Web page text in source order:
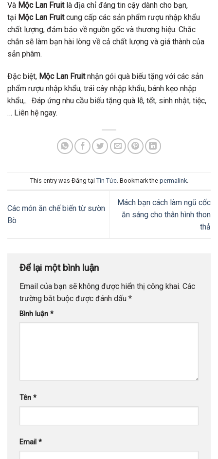
Và Mộc Lan Fruitlà địa chỉ đáng tin cậy dành cho bạn,
tại Mộc Lan Fruitcung cấp các sản phẩm rượu nhập khẩu
chất lượng, đảm bảo về nguồn gốc và thương hiệu. Chắc
chắn sẽ làm bạn hài lòng về cả chất lượng và giá thành của
sản phâm.
Đặc biệt, Mộc Lan Fruitnhận gói quà biếu tặng với các sản
phẩm rượu nhập khẩu, trái cây nhập khẩu, bánh kẹo nhập
khẩu,.. Đáp ứng nhu cầu biếu tặng quà lễ, tết, sinh nhật, tiệc,
… Liên hệ ngay.
This entry was Đăng tại Tin Tức. Bookmark the permalink.
Các món ăn chế biến từ sườn
Bò
Mách bạn cách làm ngũ cốc
ăn sáng cho thân hình thon
thả
Để lại một bình luận
Email của bạn sẽ không được hiển thị công khai. Các
trường bắt buộc được đánh dấu *
Bình luận *
Tên *
Email *